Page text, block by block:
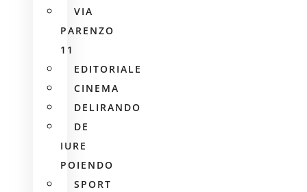
VIA
PARENZO
11
EDITORIALE
CINEMA
DELIRANDO
DE
IURE
POIENDO
SPORT